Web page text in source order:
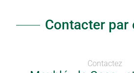
Contacter par
Contactez